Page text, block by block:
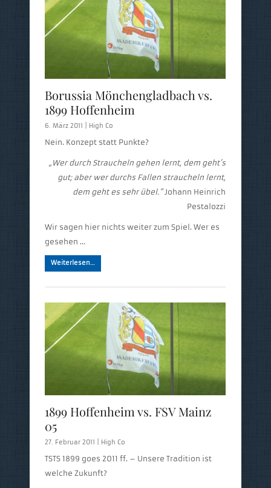
Borussia Mönchengladbach vs.
1899 Hoffenheim
6. März 2011 | High Co
Nein. Konzept statt Punkte?
„Wer durch Straucheln gehen lernt, dem geht’s
gut; aber wer durchs Fallen straucheln lernt,
dem geht es sehr übel.“Johann Heinrich
Pestalozzi
Wir sagen hier nichts weiter zum Spiel. Wer es
gesehen …
Weiterlesen…
1899 Hoffenheim vs. FSV Mainz
05
27. Februar 2011 | High Co
TSTS 1899 goes 2011 ff. – Unsere Tradition ist
welche Zukunft?